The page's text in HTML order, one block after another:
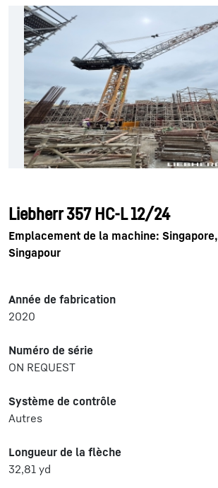
Liebherr 357 HC-L 12/24
Emplacement de la machine: Singapore,
Singapour
Année de fabrication
2020
Numéro de série
ON REQUEST
Système de contrôle
Autres
Longueur de la flèche
32,81 yd